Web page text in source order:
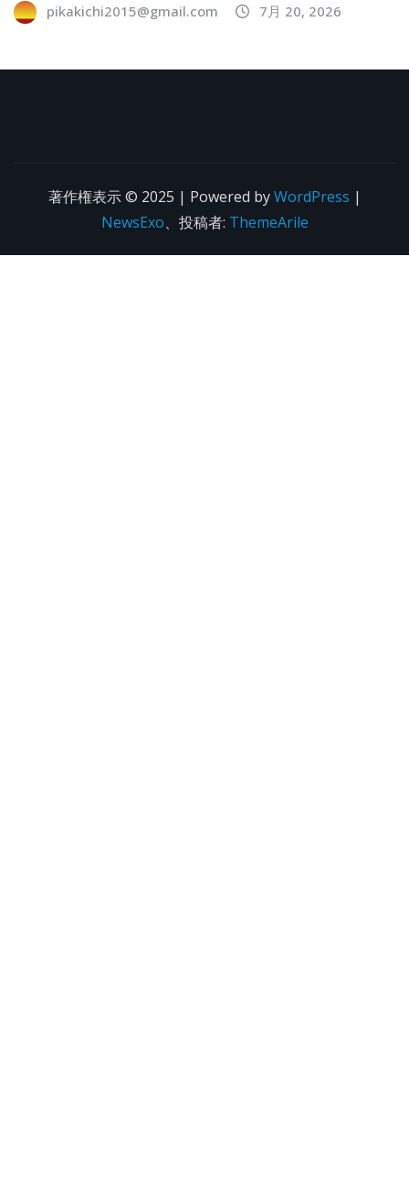
pikakichi2015@gmail.com 7月 20, 2026
著作権表示 © 2025 | Powered byWordPress |
NewsExo、投稿者: ThemeArile